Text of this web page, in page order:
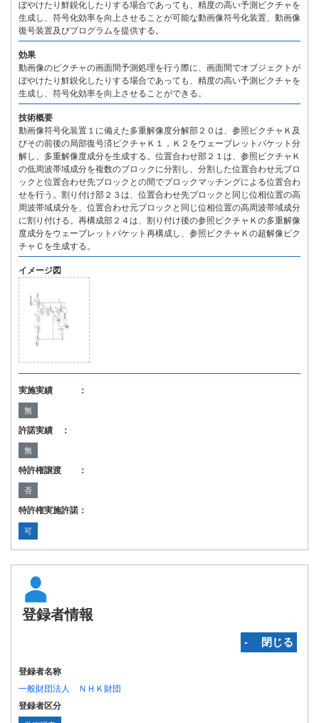
ぼやけたり鮮鋭化したりする場合であっても、精度の高い予測ピクチャを
生成し、符号化効率を向上させることが可能な動画像符号化装置、動画像
復号装置及びプログラムを提供する。
効果
動画像のピクチャの画面間予測処理を行う際に、画面間でオブジェクトが
ぼやけたり鮮鋭化したりする場合であっても、精度の高い予測ピクチャを
生成し、符号化効率を向上させることができる。
技術概要
動画像符号化装置１に備えた多重解像度分解部２０は、参照ピクチャＫ及
びその前後の局部復号済ピクチャＫ１，Ｋ２をウェーブレットパケット分
解し、多重解像度成分を生成する。位置合わせ部２１は、参照ピクチャＫ
の低周波帯域成分を複数のブロックに分割し、分割した位置合わせ元ブロ
ックと位置合わせ先ブロックとの間でブロックマッチングによる位置合わ
せを行う。割り付け部２３は、位置合わせ先ブロックと同じ位相位置の高
周波帯域成分を、位置合わせ元ブロックと同じ位相位置の高周波帯域成分
に割り付ける。再構成部２４は、割り付け後の参照ピクチャＫの多重解像
度成分をウェーブレットパケット再構成し、参照ピクチャＫの超解像ピク
チャＣを生成する。
イメージ図
実施実績 ：
無
許諾実績 ：
無
特許権譲渡 ：
否
特許権実施許諾：
可
登録者情報
‐ 閉じる
登録者名称
一般財団法人 ＮＨＫ財団
登録者区分